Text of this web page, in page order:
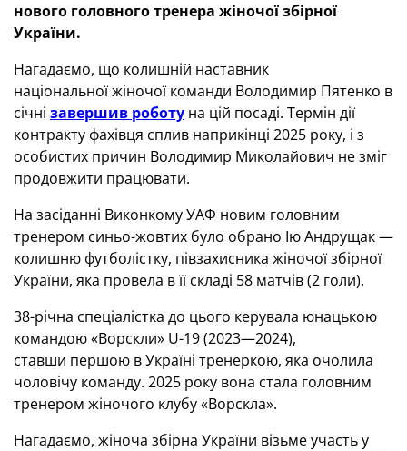
нового головного тренера жіночої збірної
України.
Нагадаємо, що колишній наставник
національної жіночої команди Володимир Пятенко в
січні завершив роботу на цій посаді. Термін дії
контракту фахівця сплив наприкінці 2025 року, і з
особистих причин Володимир Миколайович не зміг
продовжити працювати.
На засіданні Виконкому УАФ новим головним
тренером синьо-жовтих було обрано Ію Андрущак —
колишню футболістку, півзахисника жіночої збірної
України, яка провела в її складі 58 матчів (2 голи).
38-річна спеціалістка до цього керувала юнацькою
командою «Ворскли» U-19 (2023—2024),
ставши першою в Україні тренеркою, яка очолила
чоловічу команду. 2025 року вона стала головним
тренером жіночого клубу «Ворскла».
Нагадаємо, жіноча збірна України візьме участь у